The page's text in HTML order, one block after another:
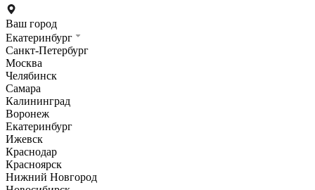
Ваш город
Екатеринбург
Санкт-Петербург
Москва
Челябинск
Самара
Калининград
Воронеж
Екатеринбург
Ижевск
Краснодар
Красноярск
Нижний Новгород